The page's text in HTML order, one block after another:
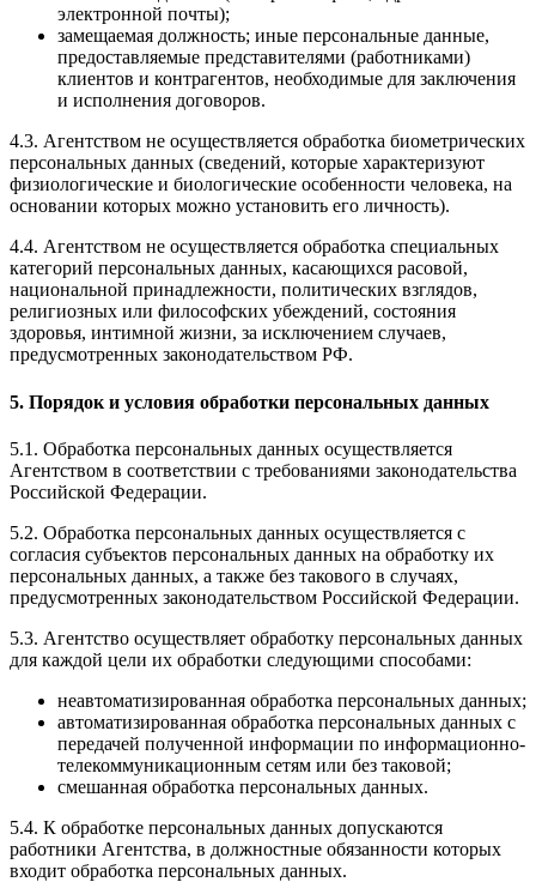
электронной почты);
замещаемая должность; иные персональные данные,
предоставляемые представителями (работниками)
клиентов и контрагентов, необходимые для заключения
и исполнения договоров.
4.3. Агентством не осуществляется обработка биометрических
персональных данных (сведений, которые характеризуют
физиологические и биологические особенности человека, на
основании которых можно установить его личность).
4.4. Агентством не осуществляется обработка специальных
категорий персональных данных, касающихся расовой,
национальной принадлежности, политических взглядов,
религиозных или философских убеждений, состояния
здоровья, интимной жизни, за исключением случаев,
предусмотренных законодательством РФ.
5. Порядок и условия обработки персональных данных
5.1. Обработка персональных данных осуществляется
Агентством в соответствии с требованиями законодательства
Российской Федерации.
5.2. Обработка персональных данных осуществляется с
согласия субъектов персональных данных на обработку их
персональных данных, а также без такового в случаях,
предусмотренных законодательством Российской Федерации.
5.3. Агентство осуществляет обработку персональных данных
для каждой цели их обработки следующими способами:
неавтоматизированная обработка персональных данных;
автоматизированная обработка персональных данных с
передачей полученной информации по информационно-
телекоммуникационным сетям или без таковой;
смешанная обработка персональных данных.
5.4. К обработке персональных данных допускаются
работники Агентства, в должностные обязанности которых
входит обработка персональных данных.